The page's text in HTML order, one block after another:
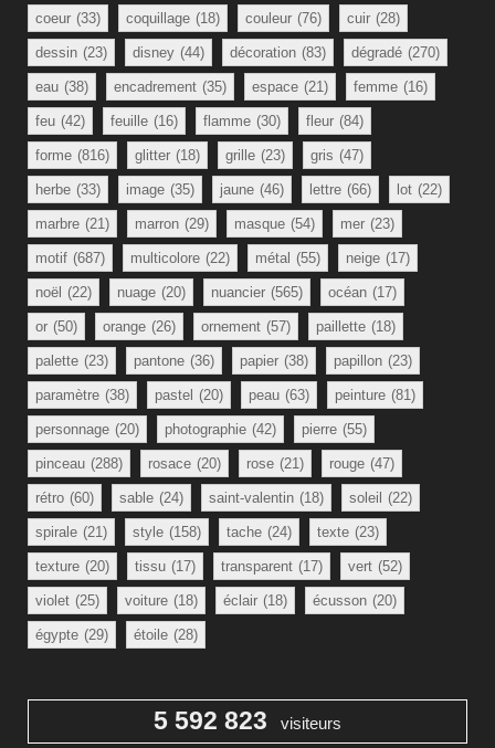
coeur (33) coquillage (18) couleur (76) cuir (28)
dessin (23) disney (44) décoration (83) dégradé (270)
eau (38) encadrement (35) espace (21) femme (16)
feu (42) feuille (16) flamme (30) fleur (84)
forme (816) glitter (18) grille (23) gris (47)
herbe (33) image (35) jaune (46) lettre (66) lot (22)
marbre (21) marron (29) masque (54) mer (23)
motif (687) multicolore (22) métal (55) neige (17)
noël (22) nuage (20) nuancier (565) océan (17)
or (50) orange (26) ornement (57) paillette (18)
palette (23) pantone (36) papier (38) papillon (23)
paramètre (38) pastel (20) peau (63) peinture (81)
personnage (20) photographie (42) pierre (55)
pinceau (288) rosace (20) rose (21) rouge (47)
rétro (60) sable (24) saint-valentin (18) soleil (22)
spirale (21) style (158) tache (24) texte (23)
texture (20) tissu (17) transparent (17) vert (52)
violet (25) voiture (18) éclair (18) écusson (20)
égypte (29) étoile (28)
5 592 823 visiteurs